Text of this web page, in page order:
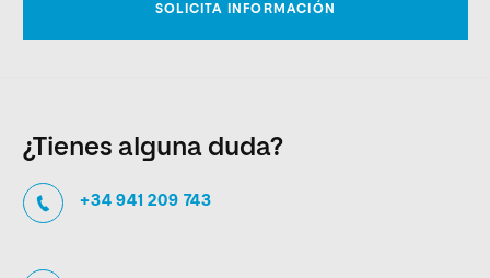
¿Tienes alguna duda?
+34 941 209 743